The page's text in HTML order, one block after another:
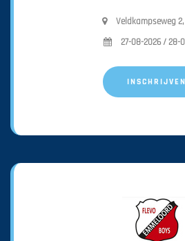
Veldkampseweg 2,
27-08-2026 / 28-
INSCHRIJVEN